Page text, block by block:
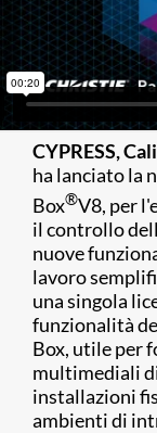
CYPRESS,
ha lanciato la
Box®V8, per
il controllo
nuove
lavoro
una singola
funzionalità
Box, utile per
multimediali
installazioni
ambienti di